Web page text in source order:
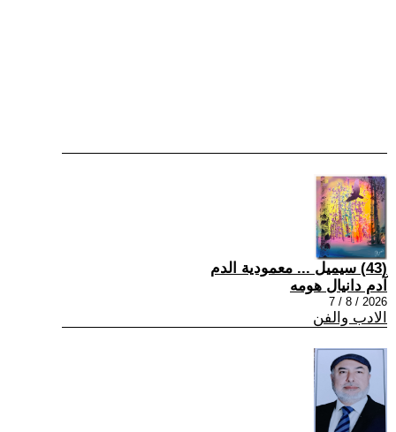
(43) سيميل ... معمودية الدم
آدم دانيال هومه
2026 / 8 / 7
الادب والفن